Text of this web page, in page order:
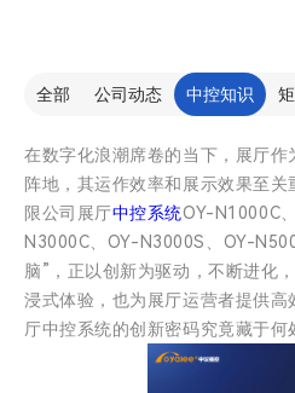
全部 公司动态 中控知识
在数字化浪潮席卷的当下，展厅
阵地，其运作效率和展示效果至
限公司展厅中控系统OY-N1000C
N3000C、OY-N3000S、OY-
脑”，正以创新为驱动，不断进化
浸式体验，也为展厅运营者提供
厅中控系统的创新密码究竟藏于何